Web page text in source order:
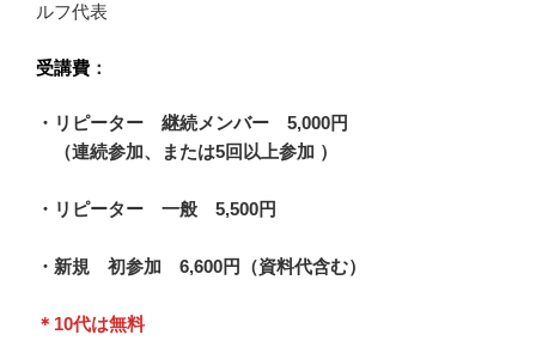
ルフ代表
受講費 ：
・リピーター 継続メンバー 5,000円
（連続参加、または5回以上参加 ）
・リピーター 一般 5,500円
・新規 初参加 6,600円（資料代含む）
＊10代は無料